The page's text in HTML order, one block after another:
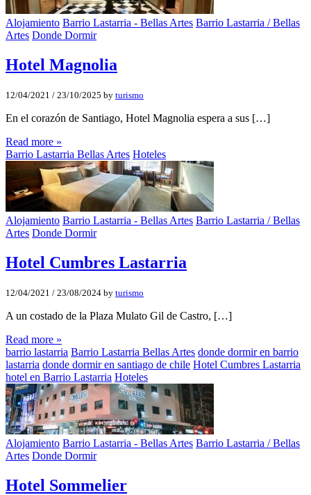
Alojamiento Barrio Lastarria - Bellas Artes Barrio Lastarria / Bellas
Artes Donde Dormir
Hotel Magnolia
12/04/2021 / 23/10/2025 by turismo
En el corazón de Santiago, Hotel Magnolia espera a sus […]
Read more »
Barrio Lastarria Bellas Artes Hoteles
Alojamiento Barrio Lastarria - Bellas Artes Barrio Lastarria / Bellas
Artes Donde Dormir
Hotel Cumbres Lastarria
12/04/2021 / 23/08/2024 by turismo
A un costado de la Plaza Mulato Gil de Castro, […]
Read more »
barrio lastarria Barrio Lastarria Bellas Artes donde dormir en barrio
lastarria donde dormir en santiago de chile Hotel Cumbres Lastarria
hotel en Barrio Lastarria Hoteles
Alojamiento Barrio Lastarria - Bellas Artes Barrio Lastarria / Bellas
Artes Donde Dormir
Hotel Sommelier